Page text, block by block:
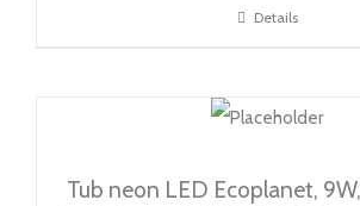
Details
Tub neon LED Ecoplanet,